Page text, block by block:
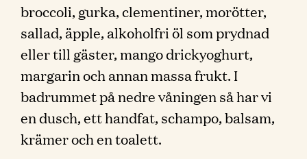
broccoli, gurka, clementiner, morötter,
sallad, äpple, alkoholfri öl som prydnad
eller till gäster, mango drickyoghurt,
margarin och annan massa frukt. I
badrummet på nedre våningen så har vi
en dusch, ett handfat, schampo, balsam,
krämer och en toalett.